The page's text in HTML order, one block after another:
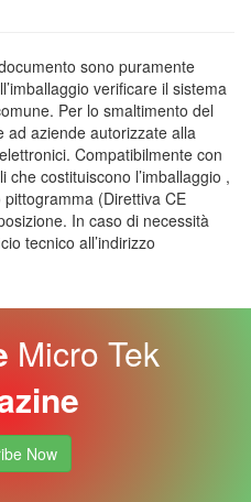
sono puramente
verificare il sistema
Per lo smaltimento del
ad aziende autorizzate alla
Compatibilmente con
costituiscono l’imballaggio ,
(Direttiva CE
In caso di necessità
tecnico all’indirizzo
Micro Tek
Now